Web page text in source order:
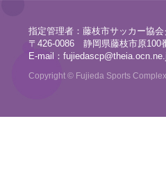
指定管理者：藤枝市サッカー協
〒426-0086 静岡県藤枝市原100
E-mail：
Copyright © Fujieda Sports